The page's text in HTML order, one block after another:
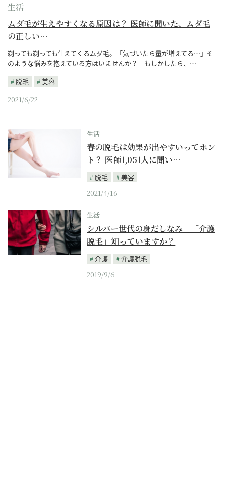
生活
ムダ毛が生えやすくなる原因は？ 医師に聞いた、ムダ毛
の正しい…
剃っても剃っても生えてくるムダ毛。「気づいたら量が増えてる…」そ
のような悩みを抱えている方はいませんか？ もしかしたら、…
脱毛
美容
2021/6/22
生活
春の脱毛は効果が出やすいってホン
ト？ 医師1,051人に聞い…
脱毛
美容
2021/4/16
生活
シルバー世代の身だしなみ｜「介護
脱毛」知っていますか？
介護
介護脱毛
2019/9/6